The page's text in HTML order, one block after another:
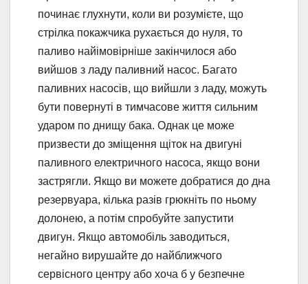
починає глухнути, коли ви розумієте, що
стрілка покажчика рухається до нуля, то
паливо найімовірніше закінчилося або
вийшов з ладу паливний насос. Багато
паливних насосів, що вийшли з ладу, можуть
бути повернуті в тимчасове життя сильним
ударом по днищу бака. Однак це може
призвести до зміщення щіток на двигуні
паливного електричного насоса, якщо вони
застрягли. Якщо ви можете добратися до дна
резервуара, кілька разів грюкніть по ньому
долонею, а потім спробуйте запустити
двигун. Якщо автомобіль заводиться,
негайно вирушайте до найближчого
сервісного центру або хоча б у безпечне